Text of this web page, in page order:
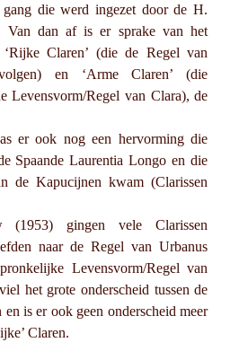
die werd ingezet door de H.
Van dan af is er sprake van het
‘Rijke Claren’ (die de Regel van
en ‘Arme Claren’ (die
Levensvorm/Regel van Clara), de
er ook nog een hervorming die
Spaande Laurentia Longo en die
de Kapucijnen kwam (Clarissen
gingen vele Clarissen
naar de Regel van Urbanus
Levensvorm/Regel van
het grote onderscheid tussen de
is er ook geen onderscheid meer
Claren.